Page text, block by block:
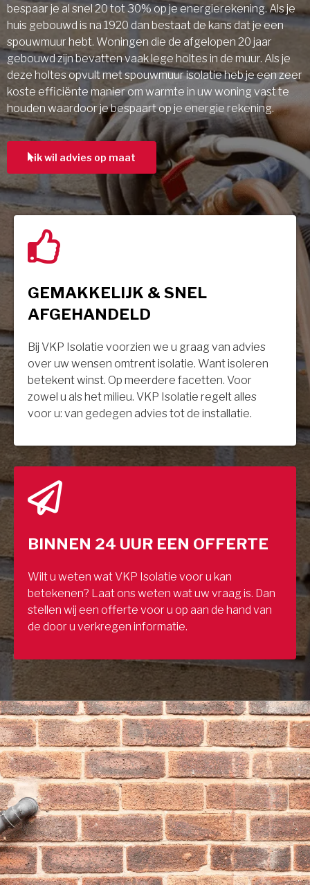
bespaar je al snel 20 tot 30% op je energierekening. Als je
huis gebouwd is na 1920 dan bestaat de kans dat je een
spouwmuur hebt. Woningen die de afgelopen 20 jaar
gebouwd zijn bevatten vaak lege holtes in de muur. Als je
deze holtes opvult met spouwmuur isolatie heb je een zeer
koste efficiënte manier om warmte in uw woning vast te
houden waardoor je bespaart op je energie rekening.
ik wil advies op maat
GEMAKKELIJK & SNEL
AFGEHANDELD
Bij VKP Isolatie voorzien we u graag van advies
over uw wensen omtrent isolatie. Want isoleren
betekent winst. Op meerdere facetten. Voor
zowel u als het milieu. VKP Isolatie regelt alles
voor u: van gedegen advies tot de installatie.
BINNEN 24 UUR EEN OFFERTE
Wilt u weten wat VKP Isolatie voor u kan
betekenen? Laat ons weten wat uw vraag is. Dan
stellen wij een offerte voor u op aan de hand van
de door u verkregen informatie.